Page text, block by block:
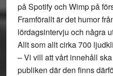
på Spotify och Wimp på
Framförallt är det humor
lördagsintervju och några
Allt som allt cirka 700
– Vi vill att vårt innehåll
publiken där den finns